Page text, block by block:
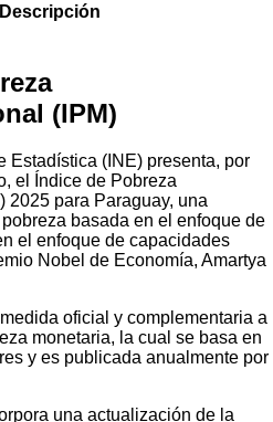
Descripción
(IPM)
Estadística (INE) presenta, por
el Índice de Pobreza
2025 para Paraguay, una
basada en el enfoque de
el enfoque de capacidades
Nobel de Economía, Amartya
oficial y complementaria a
monetaria, la cual se basa en
y es publicada anualmente por
una actualización de la